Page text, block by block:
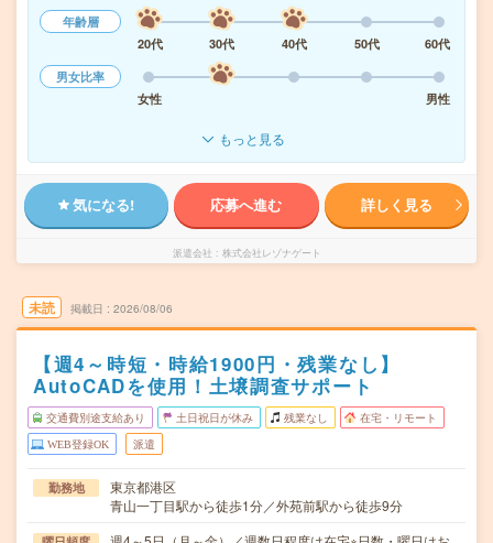
年齢層
20代
30代 40代 50代
60代
男女比率
女性
男性
もっと見る
気になる! 応募へ進む 詳しく見る
派遣会社 株式会社レゾナゲート
未読 掲載日 2026/08/06
【週4～時短・時給1900円・残業なし】
AutoCADを使用！土壌調査サポート
交通費別途支給あり 土日祝日が休み 残業なし 在宅・リモート
WEB登録OK 派遣
勤務地
東京都港区
青山一丁目駅から徒歩1分／外苑前駅から徒歩9分